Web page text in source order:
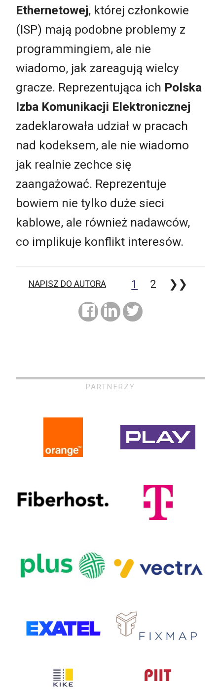
Ethernetowej, której członkowie
(ISP) mają podobne problemy z
programmingiem, ale nie
wiadomo, jak zareagują wielcy
gracze. Reprezentująca ich Polska
Izba Komunikacji Elektronicznej
zadeklarowała udział w pracach
nad kodeksem, ale nie wiadomo
jak realnie zechce się
zaangażować. Reprezentuje
bowiem nie tylko duże sieci
kablowe, ale również nadawców,
co implikuje konflikt interesów.
NAPISZ DO AUTORA 1 2 ❯❯
PARTNERZY